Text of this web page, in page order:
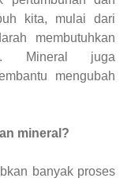
kita, mulai dari
membutuhkan
Mineral juga
mengubah
mineral?
banyak proses